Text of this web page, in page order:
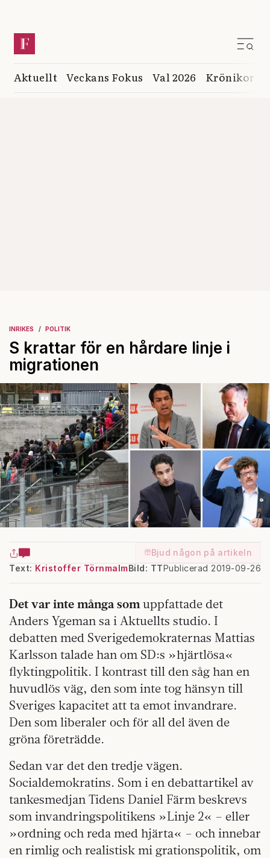
Aktuellt Veckans Fokus Val 2026 Krönikor
INRIKES POLITIK
S krattar för en hårdare linje i
migrationen
Bjud någon på artikeln
Text: Kristoffer Törnmalm Publicerad 2019-09-26
Bild: TT
Det var inte många som uppfattade det
Anders Ygeman sa i Aktuellts studio. I
debatten med Sverigedemokraternas Mattias
Karlsson talade han om SD:s »hjärtlösa«
flyktingpolitik. I kontrast till den såg han en
huvudlös väg, den som inte tog hänsyn till
Sveriges kapacitet att ta emot invandrare.
Den som liberaler och för all del även de
gröna företrädde.
Sedan var det den tredje vägen.
Socialdemokratins. Som i en debattartikel av
tankesmedjan Tidens Daniel Färm beskrevs
som invandringspolitikens »Linje 2« – eller
»ordning och reda med hjärta« – och innebar
en rimlig och realistisk mi­ grationspolitik, om